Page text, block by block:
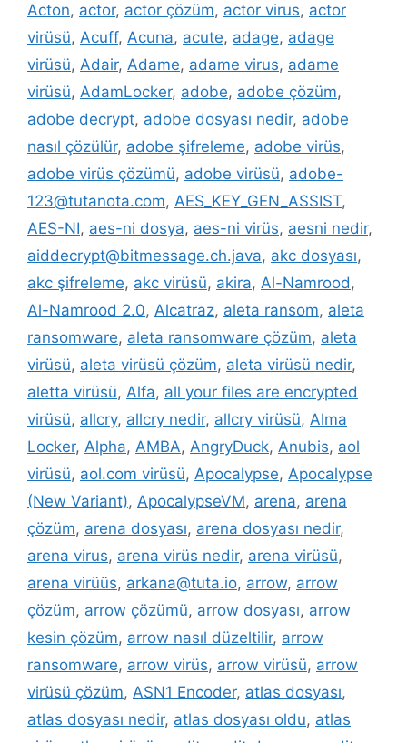
Acton, actor, actor çözüm, actor virus, actor
virüsü, Acuff, Acuna, acute, adage, adage
virüsü, Adair, Adame, adame virus, adame
virüsü, AdamLocker, adobe, adobe çözüm,
adobe decrypt, adobe dosyası nedir, adobe
nasıl çözülür, adobe şifreleme, adobe virüs,
adobe virüs çözümü, adobe virüsü, adobe-
123@tutanota.com, AES_KEY_GEN_ASSIST,
AES-NI, aes-ni dosya, aes-ni virüs, aesni nedir,
aiddecrypt@bitmessage.ch.java, akc dosyası,
akc şifreleme, akc virüsü, akira, Al-Namrood,
Al-Namrood 2.0, Alcatraz, aleta ransom, aleta
ransomware, aleta ransomware çözüm, aleta
virüsü, aleta virüsü çözüm, aleta virüsü nedir,
aletta virüsü, Alfa, all your files are encrypted
virüsü, allcry, allcry nedir, allcry virüsü, Alma
Locker, Alpha, AMBA, AngryDuck, Anubis, aol
virüsü, aol.com virüsü, Apocalypse, Apocalypse
(New Variant), ApocalypseVM, arena, arena
çözüm, arena dosyası, arena dosyası nedir,
arena virus, arena virüs nedir, arena virüsü,
arena virüüs, arkana@tuta.io, arrow, arrow
çözüm, arrow çözümü, arrow dosyası, arrow
kesin çözüm, arrow nasıl düzeltilir, arrow
ransomware, arrow virüs, arrow virüsü, arrow
virüsü çözüm, ASN1 Encoder, atlas dosyası,
atlas dosyası nedir, atlas dosyası oldu, atlas